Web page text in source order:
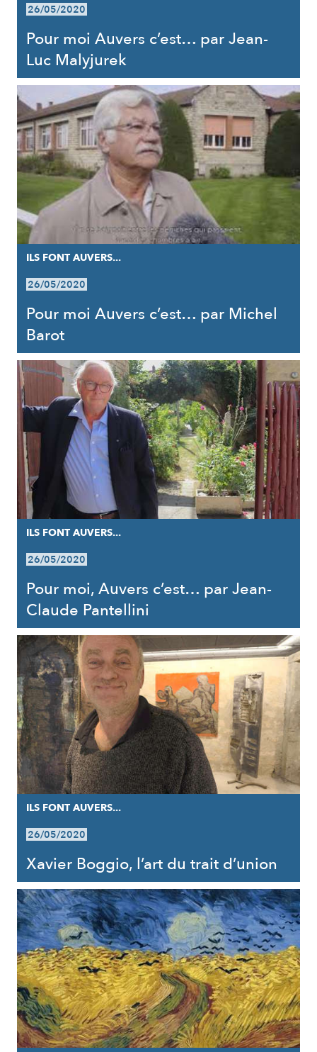
26/05/2020
Pour moi Auvers c’est… par Jean-
Luc Malyjurek
ILS FONT AUVERS...
26/05/2020
Pour moi Auvers c’est… par Michel
Barot
ILS FONT AUVERS...
26/05/2020
Pour moi, Auvers c’est… par Jean-
Claude Pantellini
ILS FONT AUVERS...
26/05/2020
Xavier Boggio, l’art du trait d’union